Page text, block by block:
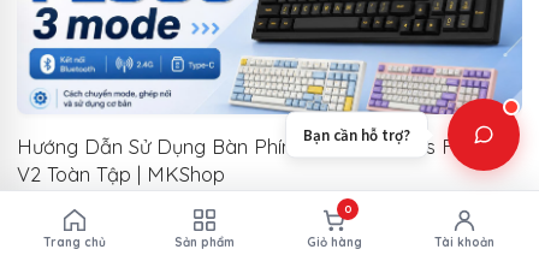
Hướng Dẫn Sử Dụng Bàn Phím Cơ FL-Esports FL980
V2 Toàn Tập | MKShop
Hướng Dẫn Sử Dụng Bàn Phím Cơ FL-Esports FL980 V2 – Cẩm
Nang Chi Tiết…
Trang chủ Sản phẩm
0
Giỏ hàng Tài khoản